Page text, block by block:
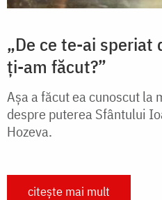
„De ce te-ai speriat
ți-am făcut?”
Așa a făcut ea cunoscut la
despre puterea Sfântului
Hozeva.
citește mai mult